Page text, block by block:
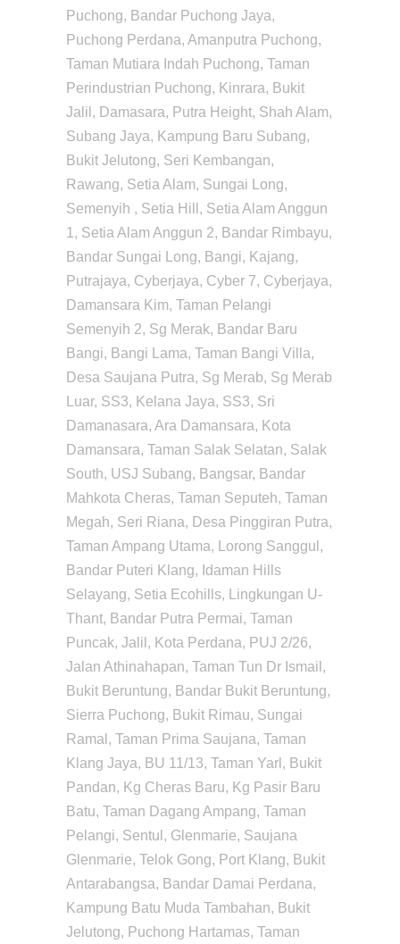
Puchong, Bandar Puchong Jaya,
Puchong Perdana, Amanputra Puchong,
Taman Mutiara Indah Puchong, Taman
Perindustrian Puchong, Kinrara, Bukit
Jalil, Damasara, Putra Height, Shah Alam,
Subang Jaya, Kampung Baru Subang,
Bukit Jelutong, Seri Kembangan,
Rawang, Setia Alam, Sungai Long,
Semenyih , Setia Hill, Setia Alam Anggun
1, Setia Alam Anggun 2, Bandar Rimbayu,
Bandar Sungai Long, Bangi, Kajang,
Putrajaya, Cyberjaya, Cyber 7, Cyberjaya,
Damansara Kim, Taman Pelangi
Semenyih 2, Sg Merak, Bandar Baru
Bangi, Bangi Lama, Taman Bangi Villa,
Desa Saujana Putra, Sg Merab, Sg Merab
Luar, SS3, Kelana Jaya, SS3, Sri
Damanasara, Ara Damansara, Kota
Damansara, Taman Salak Selatan, Salak
South, USJ Subang, Bangsar, Bandar
Mahkota Cheras, Taman Seputeh, Taman
Megah, Seri Riana, Desa Pinggiran Putra,
Taman Ampang Utama, Lorong Sanggul,
Bandar Puteri Klang, Idaman Hills
Selayang, Setia Ecohills, Lingkungan U-
Thant, Bandar Putra Permai, Taman
Puncak, Jalil, Kota Perdana, PUJ 2/26,
Jalan Athinahapan, Taman Tun Dr Ismail,
Bukit Beruntung, Bandar Bukit Beruntung,
Sierra Puchong, Bukit Rimau, Sungai
Ramal, Taman Prima Saujana, Taman
Klang Jaya, BU 11/13, Taman Yarl, Bukit
Pandan, Kg Cheras Baru, Kg Pasir Baru
Batu, Taman Dagang Ampang, Taman
Pelangi, Sentul, Glenmarie, Saujana
Glenmarie, Telok Gong, Port Klang, Bukit
Antarabangsa, Bandar Damai Perdana,
Kampung Batu Muda Tambahan, Bukit
Jelutong, Puchong Hartamas, Taman